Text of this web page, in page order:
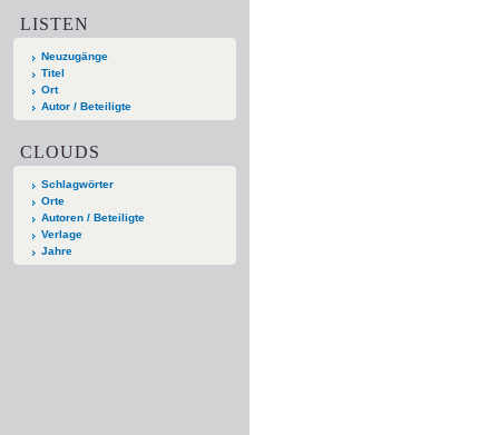
LISTEN
Neuzugänge
Titel
Ort
Autor / Beteiligte
CLOUDS
Schlagwörter
Orte
Autoren / Beteiligte
Verlage
Jahre